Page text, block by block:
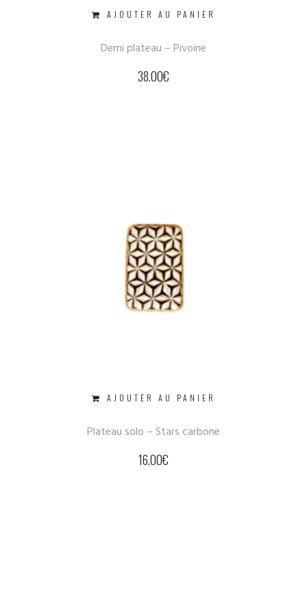
AJOUTER AU PANIER
Demi plateau – Pivoine
38.00€
AJOUTER AU PANIER
Plateau solo – Stars carbone
16.00€